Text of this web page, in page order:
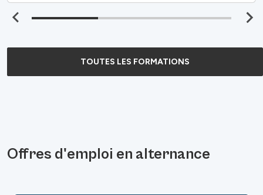
TOUTES LES FORMATIONS
Offres d'emploi en alternance